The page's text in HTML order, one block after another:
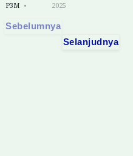
P3M
2025
Sebelumnya
Selanjudnya